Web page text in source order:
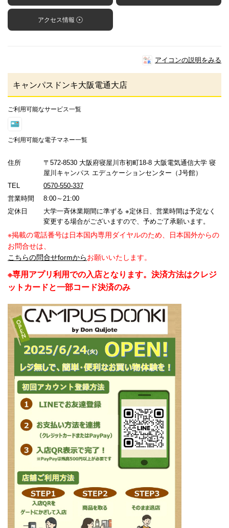
アクセス情報
アイコンの説明をみる
キャンパスドンキ大阪電通大店
ご利用可能なサービス一覧
ご利用可能な電子マネー一覧
住所
〒572-8530 大阪府寝屋川市初町18-8 大阪電気通信大学 寝
屋川キャンパス エデュケーションセンター（J号館）
TEL
0570-550-337
営業時間
8:00～21:00
定休日
大学一斉休業期間に準ずる ※定休日、営業時間は予定なく
変更する場合がございますので、予めご了承願います。
※掲載の電話番号は日本国内専用ダイヤルのため、日本国外からの
お問合せは、
こちらの問合せformからお願いいたします。
※専用アプリ利用での入店となります。決済方法はクレジ
ットカードと一部コード決済のみ